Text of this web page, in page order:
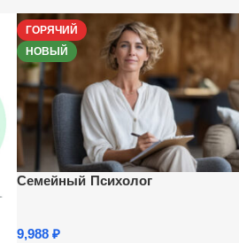
ГОРЯЧИЙ
НОВЫЙ
Семейный Психолог
9,988₽